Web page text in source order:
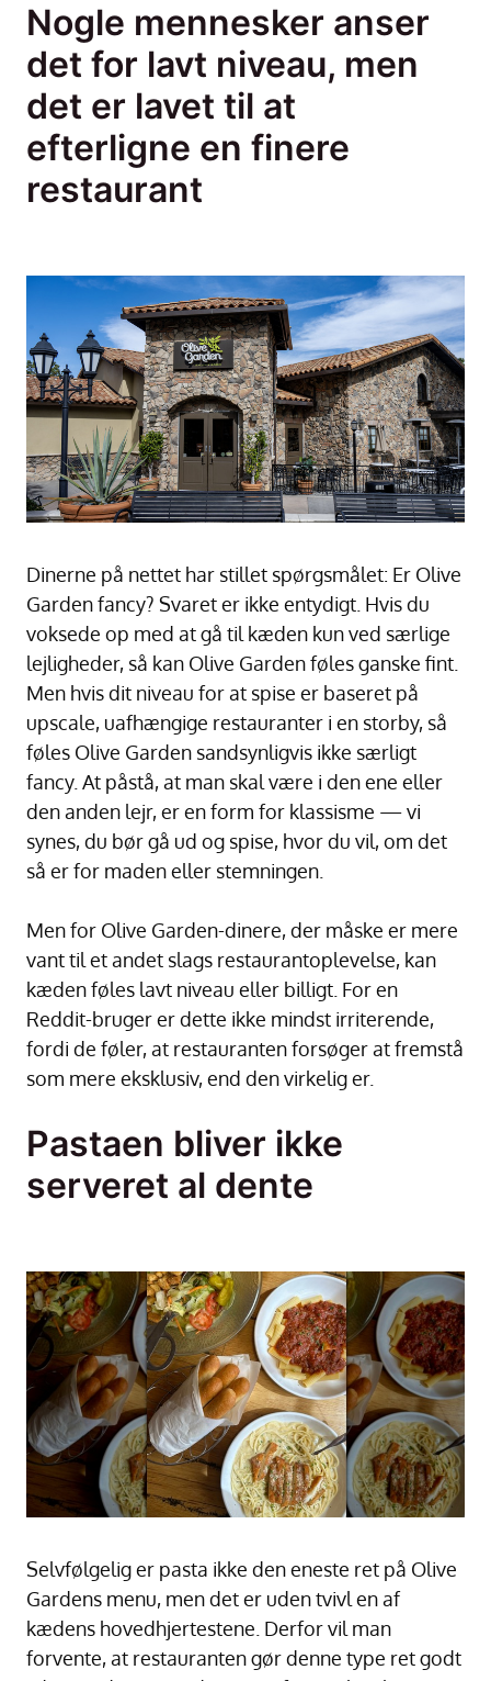
Nogle mennesker anser
det for lavt niveau, men
det er lavet til at
efterligne en finere
restaurant
Dinerne på nettet har stillet spørgsmålet: Er Olive
Garden fancy? Svaret er ikke entydigt. Hvis du
voksede op med at gå til kæden kun ved særlige
lejligheder, så kan Olive Garden føles ganske fint.
Men hvis dit niveau for at spise er baseret på
upscale, uafhængige restauranter i en storby, så
føles Olive Garden sandsynligvis ikke særligt
fancy. At påstå, at man skal være i den ene eller
den anden lejr, er en form for klassisme — vi
synes, du bør gå ud og spise, hvor du vil, om det
så er for maden eller stemningen.
Men for Olive Garden-dinere, der måske er mere
vant til et andet slags restaurantoplevelse, kan
kæden føles lavt niveau eller billigt. For en
Reddit-bruger er dette ikke mindst irriterende,
fordi de føler, at restauranten forsøger at fremstå
som mere eksklusiv, end den virkelig er.
Pastaen bliver ikke
serveret al dente
Selvfølgelig er pasta ikke den eneste ret på Olive
Gardens menu, men det er uden tvivl en af
kædens hovedhjertestene. Derfor vil man
forvente, at restauranten gør denne type ret godt